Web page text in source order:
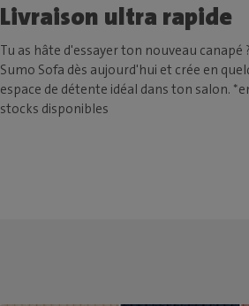
Livraison ultra rapide
Tu as hâte d'essayer ton nouveau canapé
Sumo Sofa dès aujourd'hui et crée en
espace de détente idéal dans ton salon.
stocks disponibles